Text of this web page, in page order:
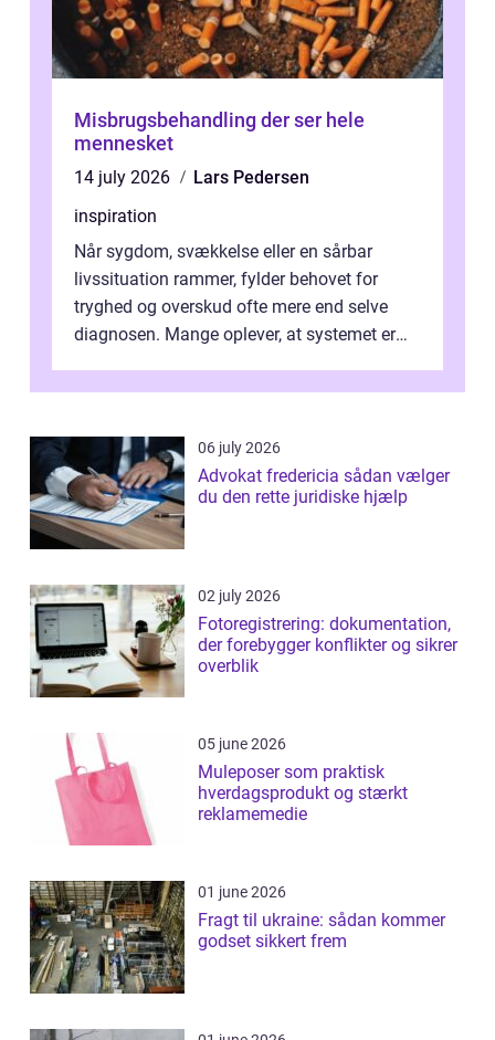
Misbrugsbehandling der ser hele
mennesket
14 july 2026
Lars Pedersen
inspiration
Når sygdom, svækkelse eller en sårbar
livssituation rammer, fylder behovet for
tryghed og overskud ofte mere end selve
diagnosen. Mange oplever, at systemet er
06 july 2026
Advokat fredericia sådan vælger
du den rette juridiske hjælp
02 july 2026
Fotoregistrering: dokumentation,
der forebygger konflikter og sikrer
overblik
05 june 2026
Muleposer som praktisk
hverdagsprodukt og stærkt
reklamemedie
01 june 2026
Fragt til ukraine: sådan kommer
godset sikkert frem